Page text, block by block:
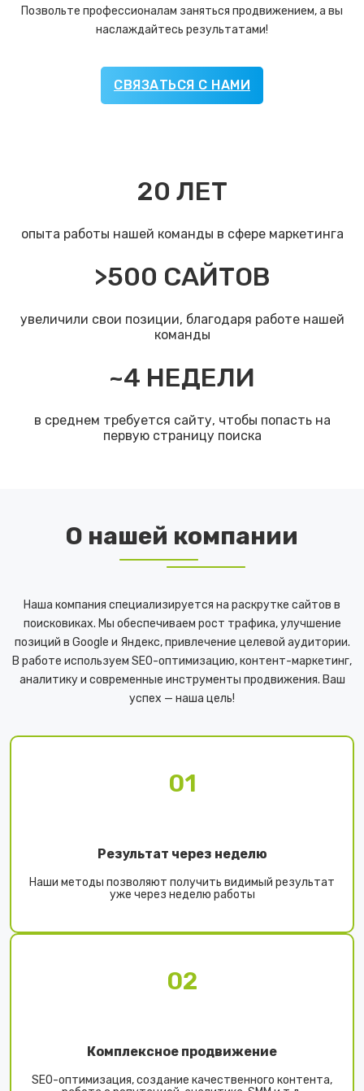
Позвольте профессионалам заняться продвижением, а вы
наслаждайтесь результатами!
СВЯЗАТЬСЯ С НАМИ
20 ЛЕТ
опыта работы нашей команды в сфере маркетинга
>500 САЙТОВ
увеличили свои позиции, благодаря работе нашей
команды
~4 НЕДЕЛИ
в среднем требуется сайту, чтобы попасть на
первую страницу поиска
О нашей компании
Наша компания специализируется на раскрутке сайтов в
поисковиках. Мы обеспечиваем рост трафика, улучшение
позиций в Google и Яндекс, привлечение целевой аудитории.
В работе используем SEO-оптимизацию, контент-маркетинг,
аналитику и современные инструменты продвижения. Ваш
успех — наша цель!
01
Результат через неделю
Наши методы позволяют получить видимый результат
уже через неделю работы
02
Комплексное продвижение
SEO-оптимизация, создание качественного контента,